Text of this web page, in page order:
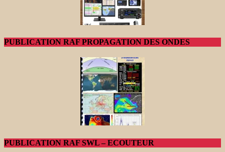
PUBLICATION RAF PROPAGATION DES ONDES
PUBLICATION RAF SWL – ECOUTEUR